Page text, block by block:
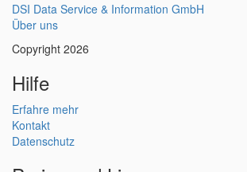
DSI Data Service & Information GmbH
Über uns
Copyright 2026
Hilfe
Erfahre mehr
Kontakt
Datenschutz